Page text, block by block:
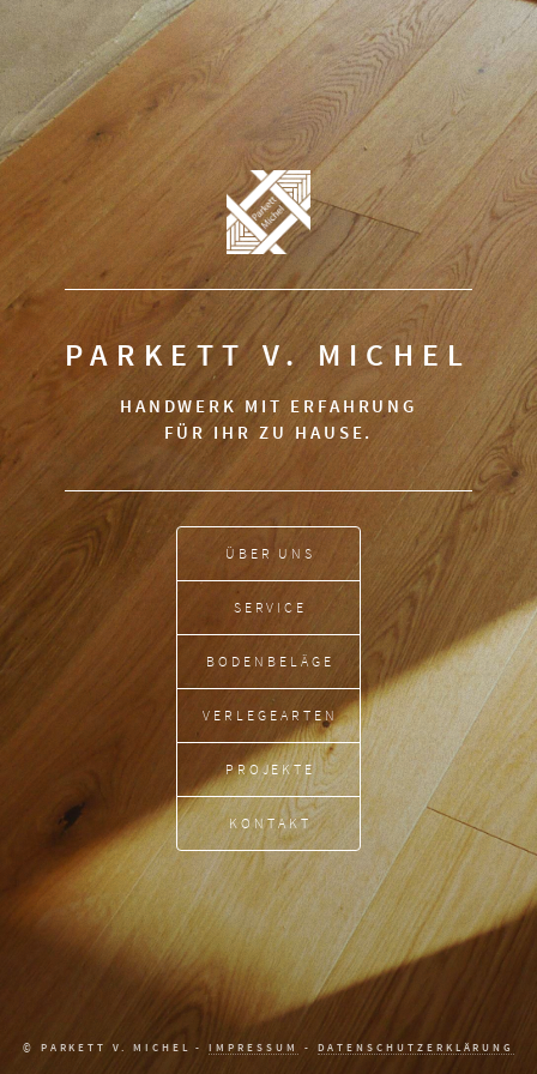
PARKETT V. MICHEL
HANDWERK MIT ERFAHRUNG
FÜR IHR ZU HAUSE.
ÜBER UNS
SERVICE
BODENBELÄGE
VERLEGEARTEN
PROJEKTE
KONTAKT
© PARKETT V. MICHEL -IMPRESSUM - DATENSCHUTZERKLÄRUNG